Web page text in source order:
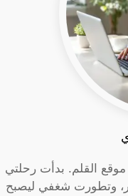
القلم. بدأت رحلتي
وتطورت شغفي ليصبح